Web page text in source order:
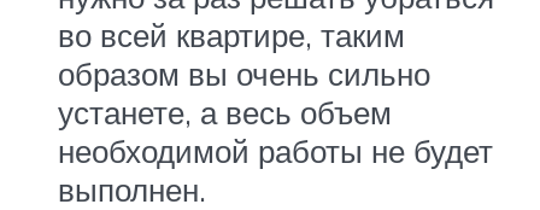
во всей квартире, таким
образом вы очень сильно
устанете, а весь объем
необходимой работы не будет
выполнен.